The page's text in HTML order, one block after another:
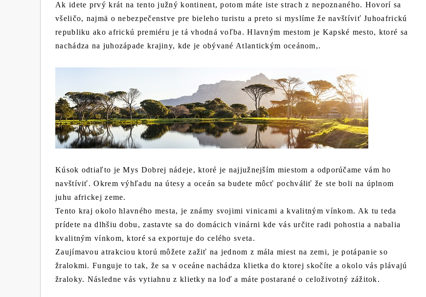
Ak idete prvý krát na tento južný kontinent, potom máte iste strach z nepoznaného. Hovorí sa
všeličo, najmä o nebezpečenstve pre bieleho turistu a preto si myslíme že navštíviť Juhoafrickú
republiku ako africkú premiéru je tá vhodná voľba. Hlavným mestom je Kapské mesto, ktoré sa
nachádza na juhozápade krajiny, kde je obývané Atlantickým oceánom,.
Kúsok odtiaľto je Mys Dobrej nádeje, ktoré je najjužnejším miestom a odporúčame vám ho
navštíviť. Okrem výhľadu na útesy a oceán sa budete môcť pochváliť že ste boli na úplnom
juhu africkej zeme.
Tento kraj okolo hlavného mesta, je známy svojimi vinicami a kvalitným vínkom. Ak tu teda
prídete na dlhšiu dobu, zastavte sa do domácich vinárni kde vás určite radi pohostia a nabalia
kvalitným vínkom, ktoré sa exportuje do celého sveta.
Zaujímavou atrakciou ktorú môžete zažiť na jednom z mála miest na zemi, je potápanie so
žralokmi. Funguje to tak, že sa v oceáne nachádza klietka do ktorej skočíte a okolo vás plávajú
žraloky. Následne vás vytiahnu z klietky na loď a máte postarané o celoživotný zážitok.